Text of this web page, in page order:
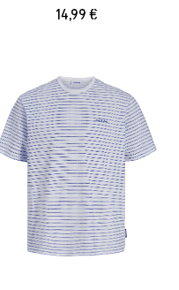
14,99 €